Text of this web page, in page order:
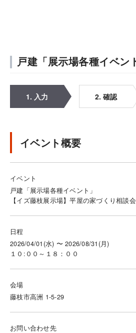
戸建「展示場各種イベン
1. 入力 2. 確認
イベント概要
イベント
戸建「展示場各種イベント」
【イズ藤枝展示場】平屋の家づくり相談
日程
2026/04/01(水) 〜 2026/08/31(月)
１０:００～１８：００
会場
藤枝市高洲 1-5-29
お問い合わせ先